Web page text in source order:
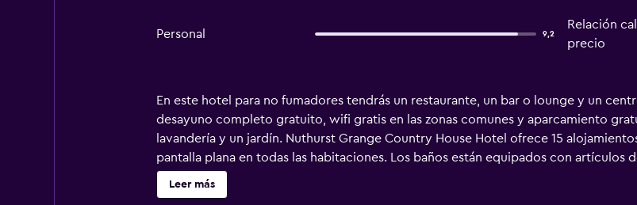
Personal 9,2
Relación
precio
En este hotel para no fumadores tendrás un restaurante, un bar o lounge y un
desayuno completo gratuito, wifi gratis en las zonas comunes y aparcamiento
lavandería y un jardín. Nuthurst Grange Country House Hotel ofrece 15
pantalla plana en todas las habitaciones. Los baños están equipados con
huéspedes pueden navegar por la web gracias a nuestro acceso a Internet wifi
Leer más